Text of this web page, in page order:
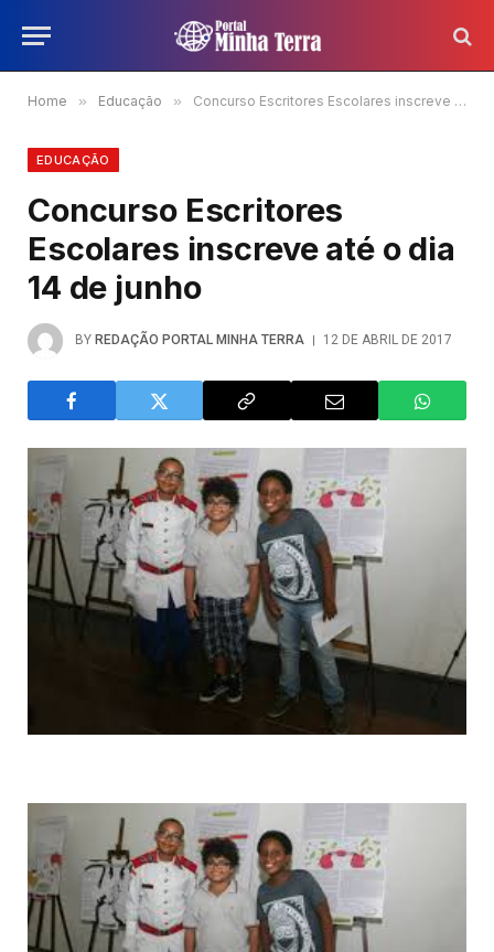
Home » Educação » Concurso Escritores Escolares inscreve até o dia 14 de junho
EDUCAÇÃO
Concurso Escritores
Escolares inscreve até o dia
14 de junho
BY REDAÇÃO PORTAL MINHA TERRA 12 DE ABRIL DE 2017